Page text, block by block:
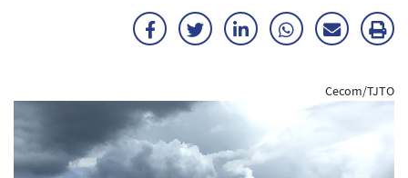
FacebookTwitterLinkedInWhatsApp
Enviar
E-
mail
Cecom/TJTO